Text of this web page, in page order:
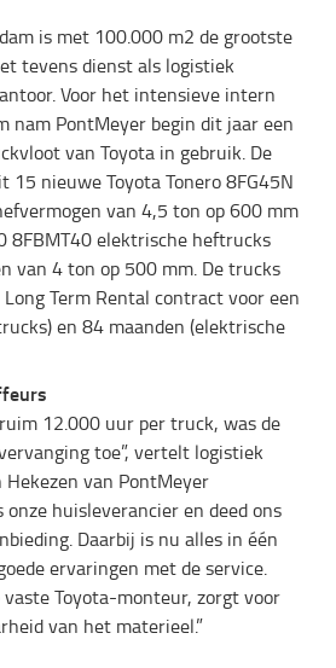
is met 100.000 m2 de grootste
tevens dienst als logistiek
Voor het intensieve intern
nam PontMeyer begin dit jaar een
van Toyota in gebruik. De
nieuwe Toyota Tonero 8FG45N
van 4,5 ton op 600 mm
8FBMT40 elektrische heftrucks
van 4 ton op 500 mm. De trucks
Term Rental contract voor een
en 84 maanden (elektrische
12.000 uur per truck, was de
toe”, vertelt logistiek
van PontMeyer
onze huisleverancier en deed ons
Daarbij is nu alles in één
ervaringen met de service.
vaste Toyota-monteur, zorgt voor
van het materieel.”